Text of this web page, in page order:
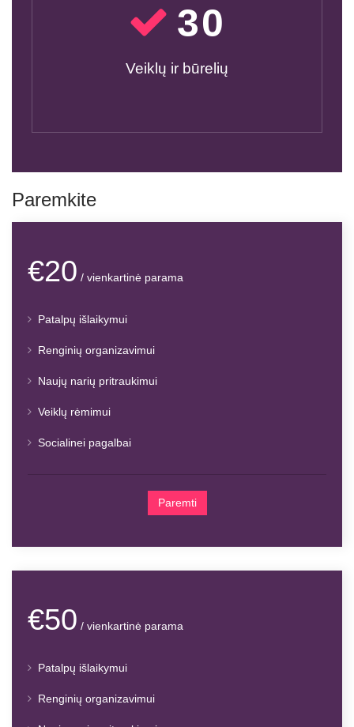
30
Veiklų ir būrelių
Paremkite
€20 / vienkartinė parama
Patalpų išlaikymui
Renginių organizavimui
Naujų narių pritraukimui
Veiklų rėmimui
Socialinei pagalbai
Paremti
€50 / vienkartinė parama
Patalpų išlaikymui
Renginių organizavimui